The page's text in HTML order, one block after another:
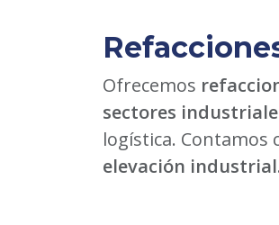
Ofrecemos
sectores
logística. Contamos
elevación